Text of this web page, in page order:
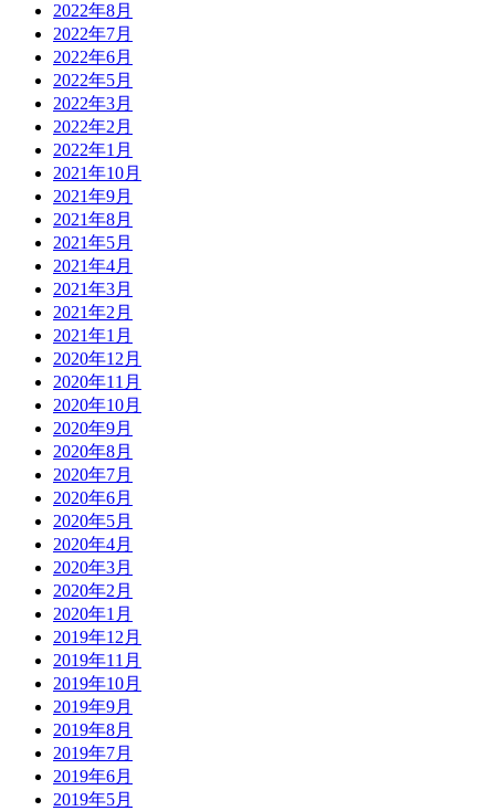
2022年8月
2022年7月
2022年6月
2022年5月
2022年3月
2022年2月
2022年1月
2021年10月
2021年9月
2021年8月
2021年5月
2021年4月
2021年3月
2021年2月
2021年1月
2020年12月
2020年11月
2020年10月
2020年9月
2020年8月
2020年7月
2020年6月
2020年5月
2020年4月
2020年3月
2020年2月
2020年1月
2019年12月
2019年11月
2019年10月
2019年9月
2019年8月
2019年7月
2019年6月
2019年5月